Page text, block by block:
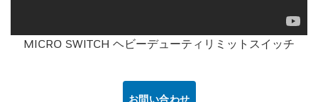
MICRO SWITCH ヘビーデューティリミットスイッチ
お問い合わせ